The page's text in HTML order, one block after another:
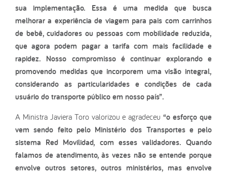
sua implementação. Essa é uma medida que busca
melhorar a experiência de viagem para pais com carrinhos
de bebê, cuidadores ou pessoas com mobilidade reduzida,
que agora podem pagar a tarifa com mais facilidade e
rapidez. Nosso compromisso é continuar explorando e
promovendo medidas que incorporem uma visão integral,
considerando as particularidades e condições de cada
usuário do transporte público em nosso país”.
A Ministra Javiera Toro valorizou e agradeceu“o esforço que
vem sendo feito pelo Ministério dos Transportes e pelo
sistema Red Movilidad, com esses validadores. Quando
falamos de atendimento, às vezes não se entende porque
envolve outros setores, outros ministérios, mas envolve